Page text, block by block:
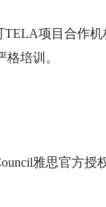
项目合作
培训。
雅思官方